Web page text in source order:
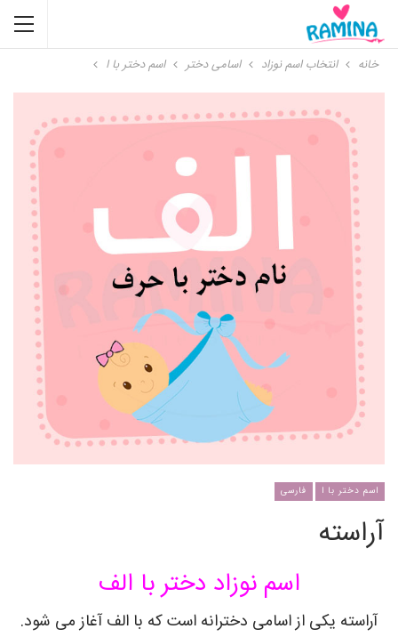
خانه انتخاب اسم نوزاد اسامی دختر اسم دختر با ا
اسم دختر با ا فارسی
آراسته
اسم نوزاد دختر با الف
آراسته یکی از اسامی دخترانه است که با الف آغاز می شود.